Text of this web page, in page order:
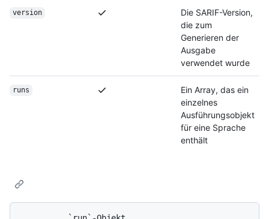
version
Die SARIF-Version,
die zum
Generieren der
Ausgabe
verwendet wurde
runs
Ein Array, das ein
einzelnes
Ausführungsobjekt
für eine Sprache
enthält